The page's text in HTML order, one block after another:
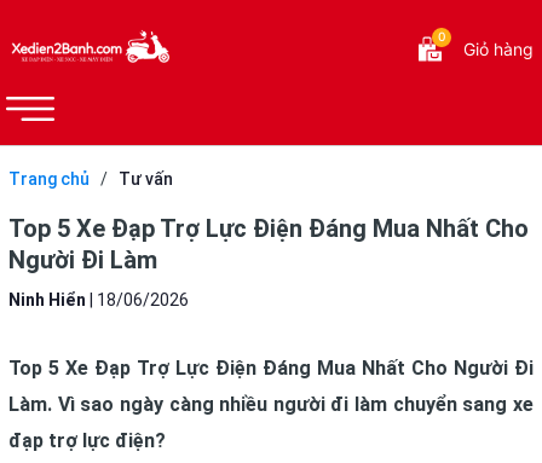
0
Giỏ hàng
Trang chủ / Tư vấn
Top 5 Xe Đạp Trợ Lực Điện Đáng Mua Nhất Cho
Người Đi Làm
Ninh Hiển 18/06/2026
Top 5 Xe Đạp Trợ Lực Điện Đáng Mua Nhất Cho Người Đi
Làm. Vì sao ngày càng nhiều người đi làm chuyển sang xe
đạp trợ lực điện?